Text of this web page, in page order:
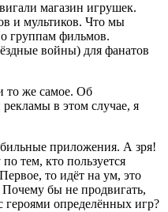
магазин игрушек.
и мультиков. Что мы
группам фильмов.
войны) для фанатов
то же самое. Об
в этом случае, я
приложения. А зря!
тем, кто пользуется
то идёт на ум, это
бы не продвигать,
определённых игр?